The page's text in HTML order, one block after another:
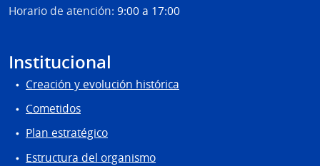
Horario de atención: 9:00 a 17:00
Institucional
Creación y evolución histórica
Cometidos
Plan estratégico
Estructura del organismo